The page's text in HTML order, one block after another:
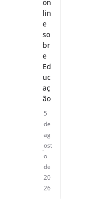
on
lin
e
so
br
e
Ed
uc
aç
ão
5
de
ag
ost
o
de
20
26